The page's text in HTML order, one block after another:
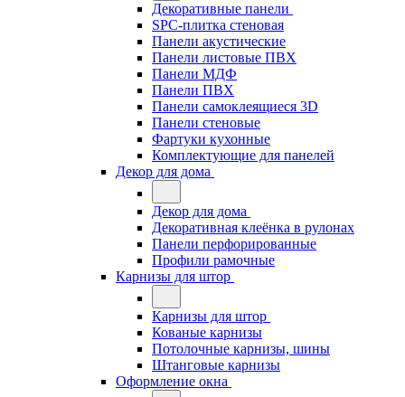
Декоративные панели
SPC-плитка стеновая
Панели акустические
Панели листовые ПВХ
Панели МДФ
Панели ПВХ
Панели самоклеящиеся 3D
Панели стеновые
Фартуки кухонные
Комплектующие для панелей
Декор для дома
Декор для дома
Декоративная клеёнка в рулонах
Панели перфорированные
Профили рамочные
Карнизы для штор
Карнизы для штор
Кованые карнизы
Потолочные карнизы, шины
Штанговые карнизы
Оформление окна